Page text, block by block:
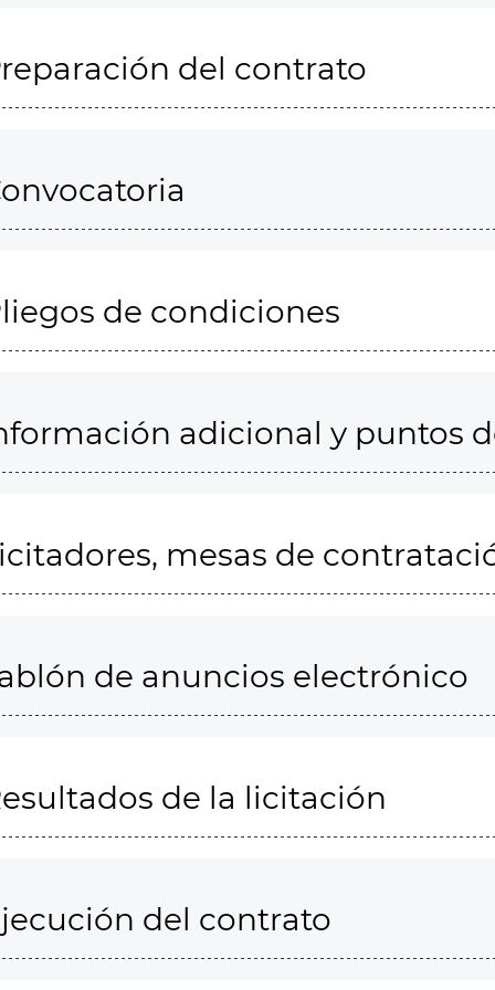
del contrato
de condiciones
adicional y puntos
mesas de
de anuncios electrónico
de la licitación
del contrato